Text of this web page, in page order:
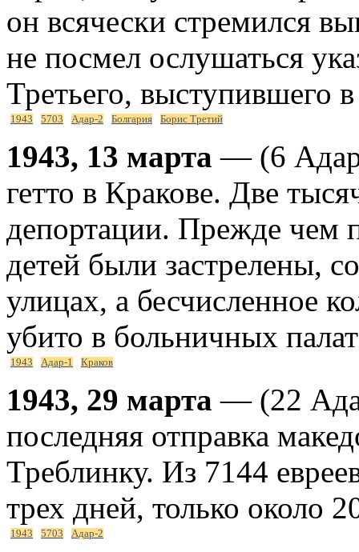
он всячески стремился
не посмел ослушаться
Третьего, выступившего
1943 5703 Адар-2 Болгария Борис Третий
1943, 13 марта — (6
гетто в Кракове. Две
депортации. Прежде чем
детей были застрелены,
улицах, а бесчисленное
убито в больничных
1943 Адар-1 Краков
1943, 29 марта — (22
последняя отправка
Треблинку. Из 7144
трех дней, только около
1943 5703 Адар-2